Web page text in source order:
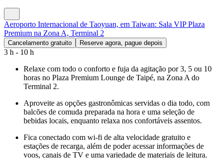
Aeroporto Internacional de Taoyuan, em Taiwan: Sala VIP Plaza
Premium na Zona A, Terminal 2
Cancelamento gratuito Reserve agora, pague depois
3 h - 10 h
Relaxe com todo o conforto e fuja da agitação por 3, 5 ou 10
horas no Plaza Premium Lounge de Taipé, na Zona A do
Terminal 2.
Aproveite as opções gastronômicas servidas o dia todo, com
balcões de comuda preparada na hora e uma seleção de
bebidas locais, enquanto relaxa nos confortáveis assentos.
Fica conectado com wi-fi de alta velocidade gratuito e
estações de recarga, além de poder acessar informações de
voos, canais de TV e uma variedade de materiais de leitura.